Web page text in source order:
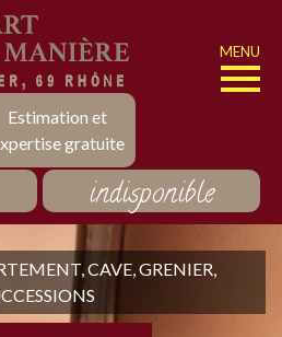
Estimation et
gratuite
MENU
indisponible
CAVE, GRENIER,